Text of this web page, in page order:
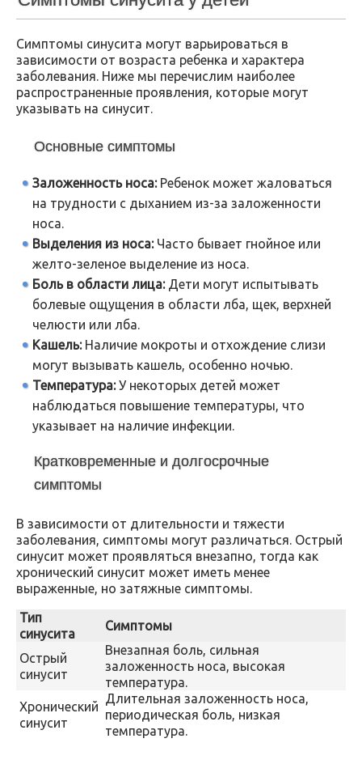
Симптомы синусита могут варьироваться в
зависимости от возраста ребенка и характера
заболевания. Ниже мы перечислим наиболее
распространенные проявления, которые могут
указывать на синусит.
Основные симптомы
Заложенность носа:Ребенок может жаловаться
на трудности с дыханием из-за заложенности
носа.
Выделения из носа:Часто бывает гнойное или
желто-зеленое выделение из носа.
Боль в области лица:Дети могут испытывать
болевые ощущения в области лба, щек, верхней
челюсти или лба.
Кашель:Наличие мокроты и отхождение слизи
могут вызывать кашель, особенно ночью.
Температура:У некоторых детей может
наблюдаться повышение температуры, что
указывает на наличие инфекции.
Кратковременные и долгосрочные
симптомы
В зависимости от длительности и тяжести
заболевания, симптомы могут различаться. Острый
синусит может проявляться внезапно, тогда как
хронический синусит может иметь менее
выраженные, но затяжные симптомы.
Тип
синусита
Симптомы
Острый
синусит
Внезапная боль, сильная
заложенность носа, высокая
температура.
Хронический
синусит
Длительная заложенность носа,
периодическая боль, низкая
температура.